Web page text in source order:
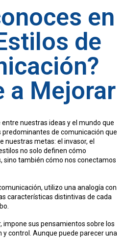
en
de
a Mejorar
nuestras ideas y el mundo que
predominantes de comunicación que
nuestras metas: el invasor, el
no solo definen cómo
sino también cómo nos conectamos
utilizo una analogía con
características distintivas de cada
impone sus pensamientos sobre los
control. Aunque puede parecer una